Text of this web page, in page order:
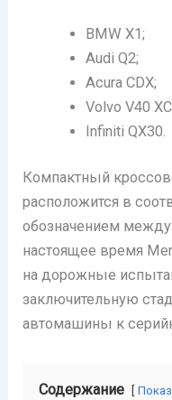
BMW X1;
Audi Q2;
Acura CDX;
Volvo V40
Infiniti QX30.
Компактный
расположится в
обозначением между
настоящее время
на дорожные
заключительную
автомашины к
Содержание